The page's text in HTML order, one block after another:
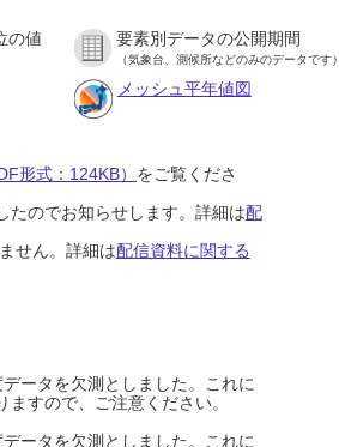
の値 要素別データの公開期間
（気象台、測候所などのみのデータです）
メッシュ平年値図
形式：124KB） をご覧くださ
たのでお知らせします。詳細は配
せん。詳細は配信資料に関する
ータを欠測としました。これに
すので、ご注意ください。
ータを欠測としました。これに